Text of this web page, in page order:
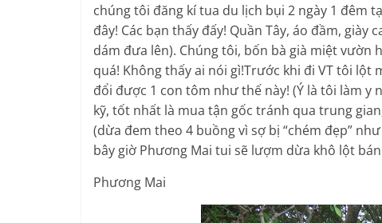
chúng tôi đăng kí tua du lịch bụi 2 ngày 1 đêm
đây! Các bạn thấy đấy! Quần Tây, áo đầm,
dám đưa lên). Chúng tôi, bốn bà già miệt vườn
quá! Không thấy ai nói gì!Trước khi đi VT tôi
đổi được 1 con tôm như thế này! (Ý là tôi làm y
kỹ, tốt nhất là mua tận gốc tránh qua trung
(dừa đem theo 4 buồng vì sợ bị “chém đẹp”
bây giờ Phương Mai tui sẽ lượm dừa khô lột
Phương Mai